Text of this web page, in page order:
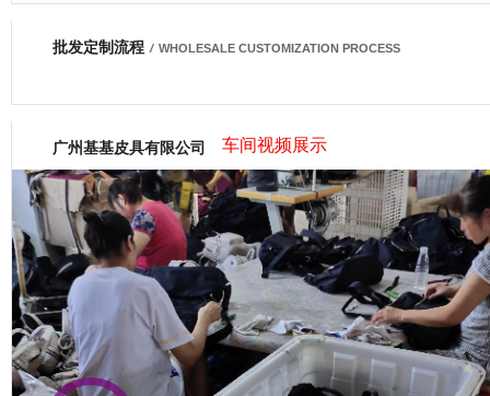
网商会会员
市商会会员单位
批发定制流程 / WHOLESALE CUSTOMIZATION PROCESS
广州基基皮具有限公司 车间视频展示